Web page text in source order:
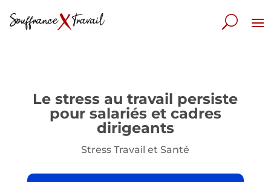
Le stress au travail persiste
pour salariés et cadres
dirigeants
Stress Travail et Santé